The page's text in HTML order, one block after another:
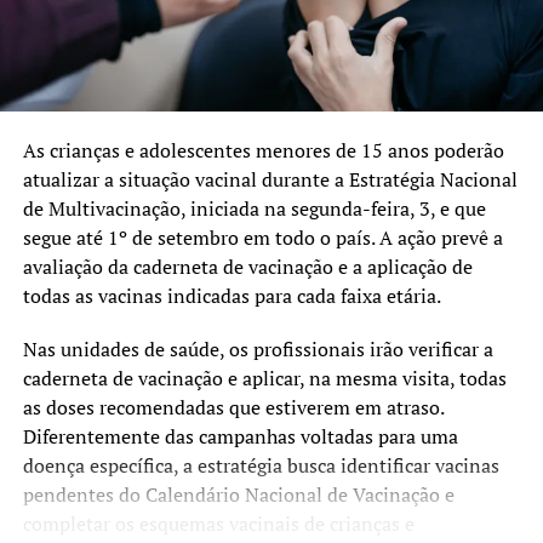
As crianças e adolescentes menores de 15 anos poderão
atualizar a situação vacinal durante a Estratégia Nacional
de Multivacinação, iniciada na segunda-feira, 3, e que
segue até 1º de setembro em todo o país. A ação prevê a
avaliação da caderneta de vacinação e a aplicação de
todas as vacinas indicadas para cada faixa etária.
Nas unidades de saúde, os profissionais irão verificar a
caderneta de vacinação e aplicar, na mesma visita, todas
as doses recomendadas que estiverem em atraso.
Diferentemente das campanhas voltadas para uma
doença específica, a estratégia busca identificar vacinas
pendentes do Calendário Nacional de Vacinação e
completar os esquemas vacinais de crianças e